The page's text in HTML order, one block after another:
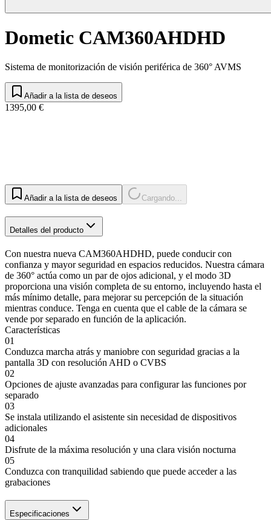
Dometic CAM360AHDHD
Sistema de monitorización de visión periférica de 360° AVMS
Añadir a la lista de deseos
1395,00 €
Añadir a la lista de deseos Cargando...
Detalles del producto
Con nuestra nueva CAM360AHDHD, puede conducir con
confianza y mayor seguridad en espacios reducidos. Nuestra cámara
de 360° actúa como un par de ojos adicional, y el modo 3D
proporciona una visión completa de su entorno, incluyendo hasta el
más mínimo detalle, para mejorar su percepción de la situación
mientras conduce. Tenga en cuenta que el cable de la cámara se
vende por separado en función de la aplicación.
Características
01
Conduzca marcha atrás y maniobre con seguridad gracias a la
pantalla 3D con resolución AHD o CVBS
02
Opciones de ajuste avanzadas para configurar las funciones por
separado
03
Se instala utilizando el asistente sin necesidad de dispositivos
adicionales
04
Disfrute de la máxima resolución y una clara visión nocturna
05
Conduzca con tranquilidad sabiendo que puede acceder a las
grabaciones
Especificaciones